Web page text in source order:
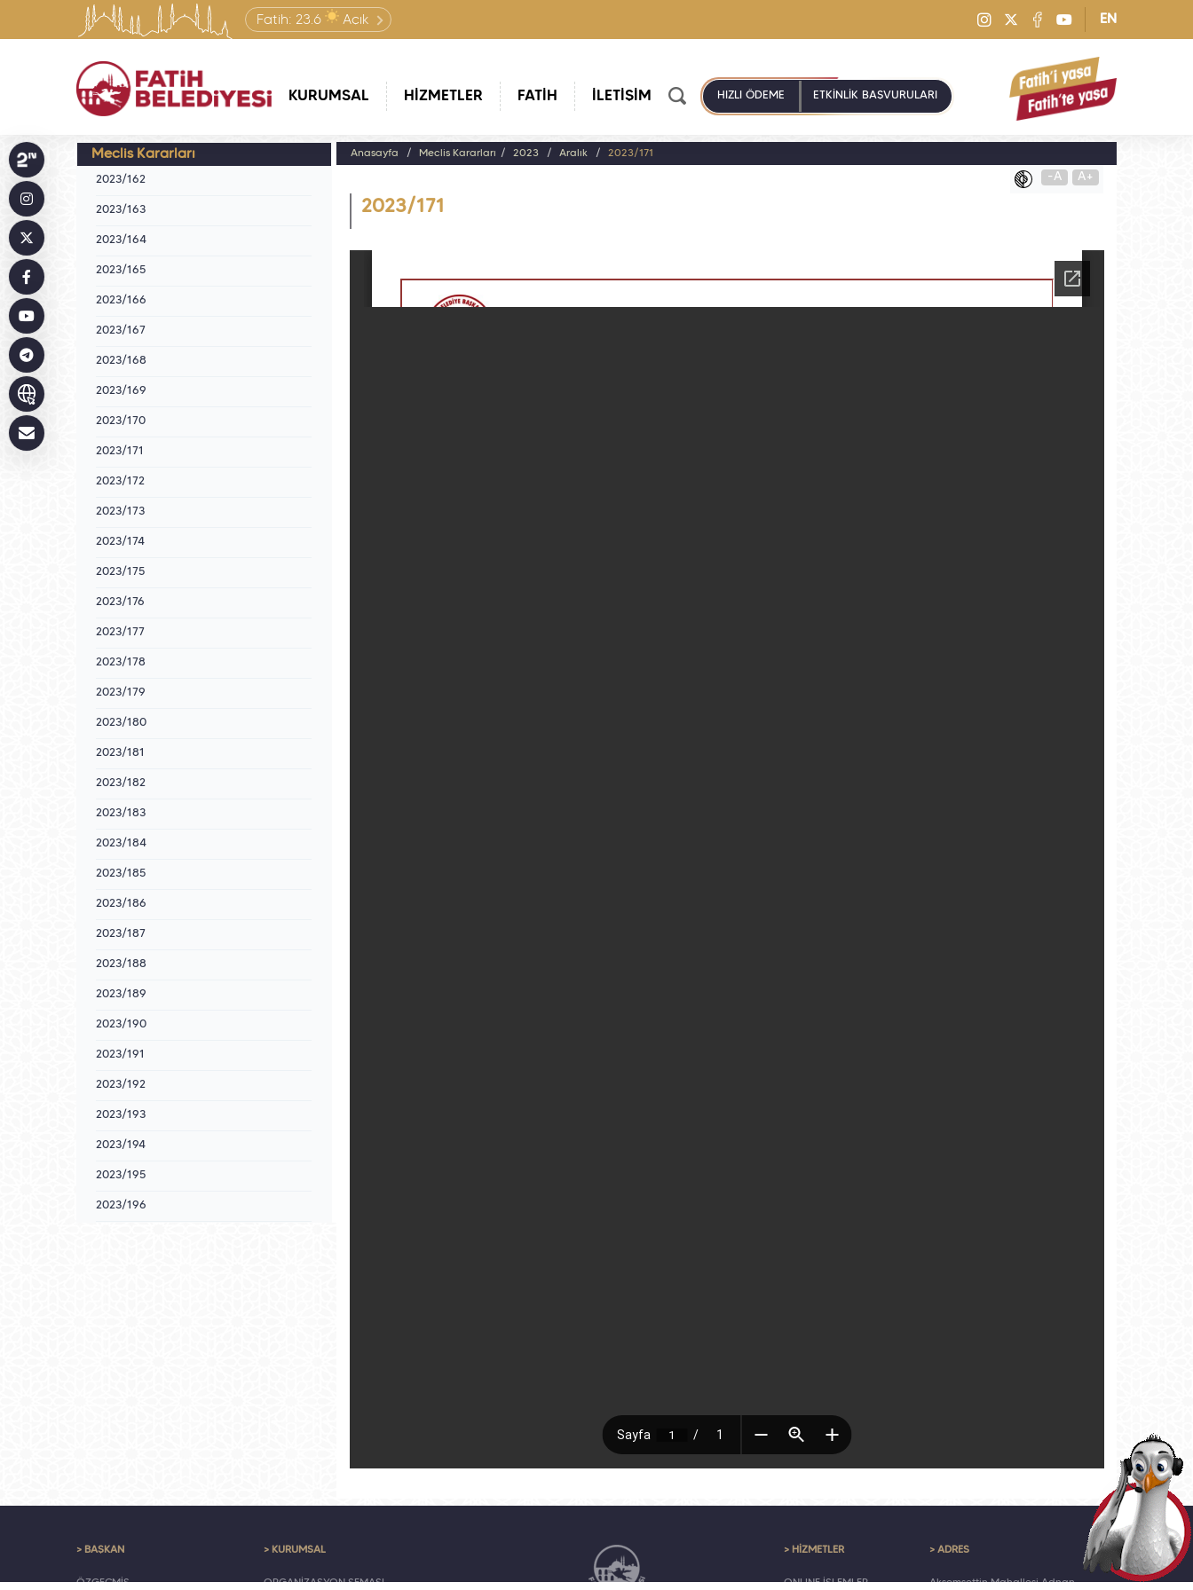
Fatih: 23.6 Açık EN
KURUMSAL HİZMETLER FATİH İLETİŞİM HIZLI ÖDEME ETKİNLİK BAŞVURULARI
Meclis Kararları
2023/162
2023/163
2023/164
2023/165
2023/166
2023/167
2023/168
2023/169
2023/170
2023/171
2023/172
2023/173
2023/174
2023/175
2023/176
2023/177
2023/178
2023/179
2023/180
2023/181
2023/182
2023/183
2023/184
2023/185
2023/186
2023/187
2023/188
2023/189
2023/190
2023/191
2023/192
2023/193
2023/194
2023/195
2023/196
Anasayfa Meclis Kararları 2023 Aralık 2023/171
-A A+
2023/171
> BAŞKAN
ÖZGEÇMİŞ
> KURUMSAL
ORGANİZASYON ŞEMASI
> HİZMETLER
ONLINE İŞLEMLER
> ADRES
Akşemsettin Mahallesi Adnan